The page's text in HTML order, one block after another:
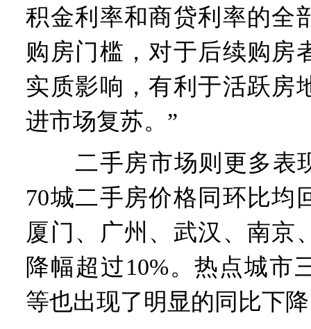
积金利率和商贷利率的全
购房门槛，对于后续购房
实质影响，有利于活跃房
进市场复苏。”
二手房市场则更多表
70城二手房价格同环比均
厦门、广州、武汉、南京
降幅超过10%。热点城市
等也出现了明显的同比下